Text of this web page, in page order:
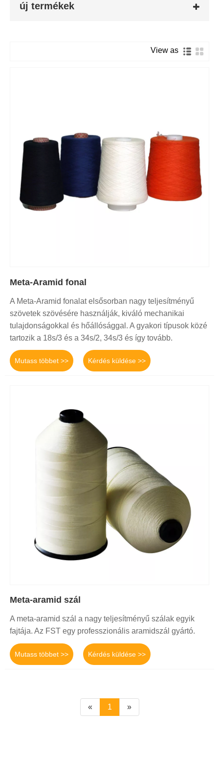
új termékek
View as
Meta-Aramid fonal
A Meta-Aramid fonalat elsősorban nagy teljesítményű
szövetek szövésére használják, kiváló mechanikai
tulajdonságokkal és hőállósággal. A gyakori típusok közé
tartozik a 18s/3 és a 34s/2, 34s/3 és így tovább.
Mutass többet >> Kérdés küldése >>
Meta-aramid szál
A meta-aramid szál a nagy teljesítményű szálak egyik
fajtája. Az FST egy professzionális aramidszál gyártó.
Mutass többet >> Kérdés küldése >>
« 1 »